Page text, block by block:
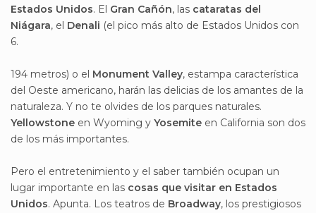
Estados Unidos. El Gran Cañón, las cataratas del
Niágara, el Denali (el pico más alto de Estados Unidos con
6.
194 metros) o el Monument Valley, estampa característica
del Oeste americano, harán las delicias de los amantes de la
naturaleza. Y no te olvides de los parques naturales.
Yellowstone en Wyoming y Yosemite en California son dos
de los más importantes.
Pero el entretenimiento y el saber también ocupan un
lugar importante en las cosas que visitar en Estados
Unidos. Apunta. Los teatros de Broadway, los prestigiosos